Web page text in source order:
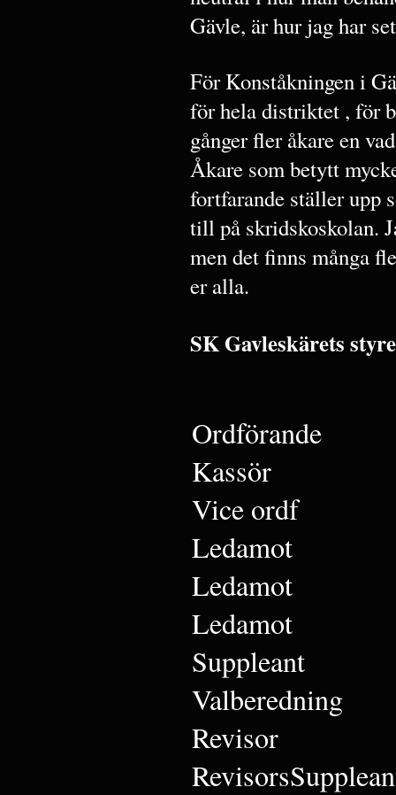
Gävle, är hur jag har
För Konståkningen i
för hela distriktet , för
gånger fler åkare en
Åkare som betytt
fortfarande ställer upp
till på skridskoskolan.
men det finns många
er alla.
SK Gavleskärets
Ordförande
Kassör
Vice ordf
Ledamot
Ledamot
Ledamot
Suppleant
Valberedning
Revisor